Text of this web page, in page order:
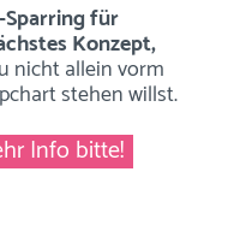
Sparring für
Konzept,
nicht allein vorm
stehen willst.
Info bitte!